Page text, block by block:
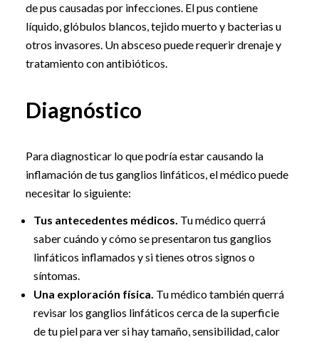
de pus causadas por infecciones. El pus contiene
líquido, glóbulos blancos, tejido muerto y bacterias u
otros invasores. Un absceso puede requerir drenaje y
tratamiento con antibióticos.
Diagnóstico
Para diagnosticar lo que podría estar causando la
inflamación de tus ganglios linfáticos, el médico puede
necesitar lo siguiente:
Tus antecedentes médicos. Tu médico querrá
saber cuándo y cómo se presentaron tus ganglios
linfáticos inflamados y si tienes otros signos o
síntomas.
Una exploración física. Tu médico también querrá
revisar los ganglios linfáticos cerca de la superficie
de tu piel para ver si hay tamaño, sensibilidad, calor